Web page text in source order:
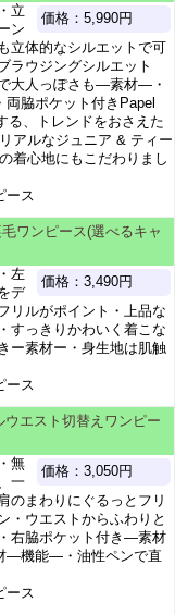
価格：5,990円
立
ン
立体的なシルエットで可
ラウジングシルエット
大人っぽさも―素材―・
脇ポケット付きPapel
る、トレンドをおさえた
アルなジュニア & ティー
着心地にもこだわりまし
ース
ワンピース(選べるキャ
価格：3,490円
左
デ
リルがポイント・上品な
すっきりかわいく着こな
ー素材ー・身生地は肌触
ース
ウエスト切替えワンピー
価格：3,050円
無
一
のまわりにぐるっとフリ
・ウエストからふわりと
右脇ポケット付き―素材
―機能―・油性ペンで直
ース